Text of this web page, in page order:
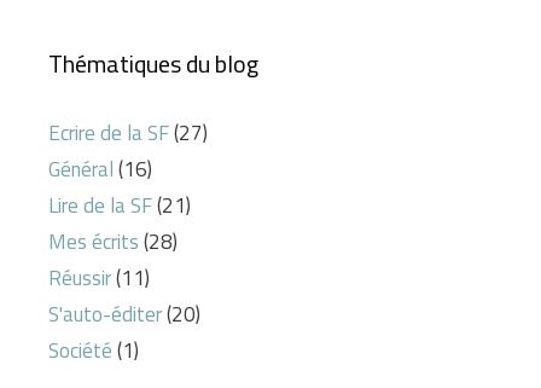
Thématiques du blog
Ecrire de la SF(27)
Général(16)
Lire de la SF(21)
Mes écrits(28)
Réussir(11)
S'auto-éditer(20)
Société(1)